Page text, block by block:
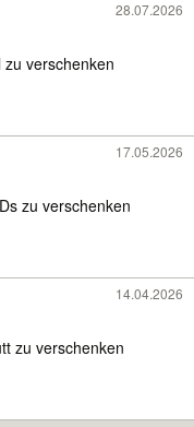
28.07.2026
verschenken
17.05.2026
zu verschenken
14.04.2026
zu verschenken